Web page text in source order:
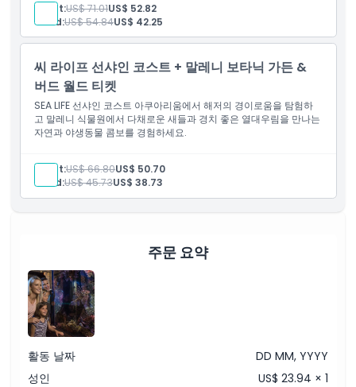
Adult:US$ 71.01US$ 52.82
Child:US$ 54.84US$ 42.25
씨 라이프 선샤인 코스트 + 말레니 보타닉 가든 &
버드 월드 티켓
SEA LIFE 선샤인 코스트 아쿠아리움에서 해저의 경이로움을 탐험하
고 말레니 식물원에서 다채로운 새들과 경치 좋은 열대우림을 만나는
자연과 야생동물 콤보를 경험하세요.
Adult:US$ 66.80US$ 50.70
Child:US$ 45.73US$ 38.73
주문 요약
활동 날짜
DD MM, YYYY
성인
US$ 23.94 × 1